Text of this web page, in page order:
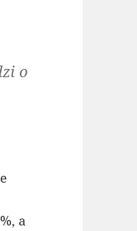
o
a